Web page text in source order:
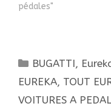
âge" figure néanmoins
m) elle fut produite
jusqu'en 1956. Il faut
pédales"
Catégories
BUGATTI,
EUREKA, TOUT
VOITURES A